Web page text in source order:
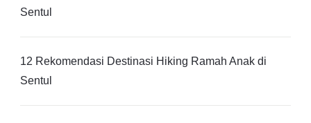
Sentul
12 Rekomendasi Destinasi Hiking Ramah Anak di
Sentul